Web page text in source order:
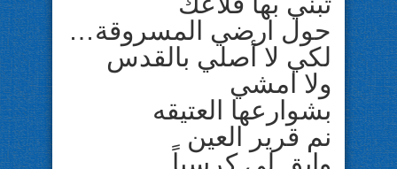
حول ارضي المسروقة…
لكي لا أصلي بالقدس
ولا امشي
بشوارعها العتيقه
نم قرير العين
وابق ِلي كرسياً